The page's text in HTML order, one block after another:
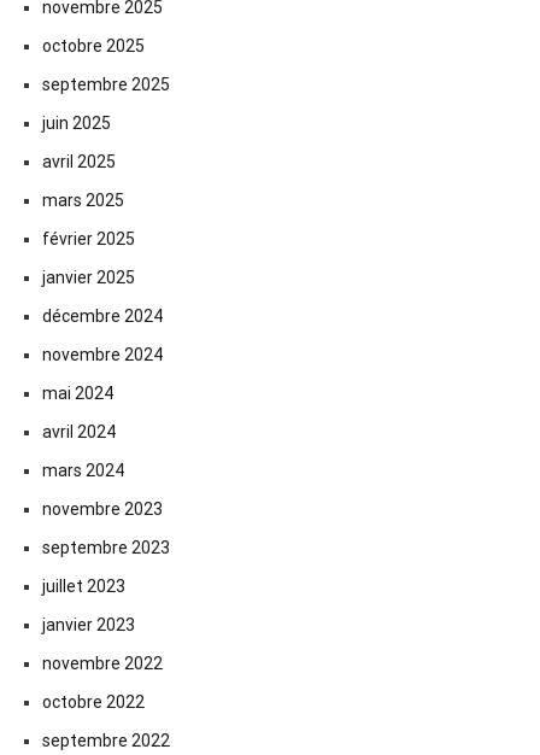
novembre 2025
octobre 2025
septembre 2025
juin 2025
avril 2025
mars 2025
février 2025
janvier 2025
décembre 2024
novembre 2024
mai 2024
avril 2024
mars 2024
novembre 2023
septembre 2023
juillet 2023
janvier 2023
novembre 2022
octobre 2022
septembre 2022